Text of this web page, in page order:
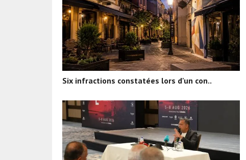
Six infractions constatées lors d'un con..